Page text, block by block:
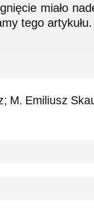
miało
tego artykułu.
M. Emiliusz